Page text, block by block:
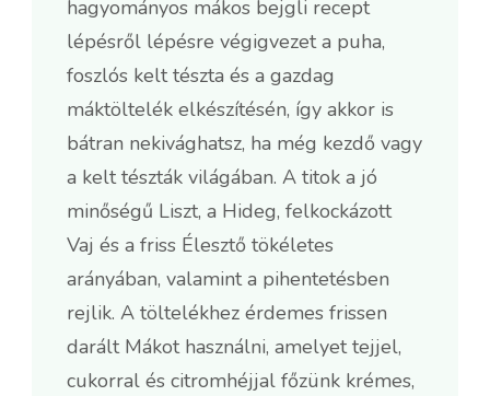
hagyományos mákos bejgli recept
lépésről lépésre végigvezet a puha,
foszlós kelt tészta és a gazdag
máktöltelék elkészítésén, így akkor is
bátran nekivághatsz, ha még kezdő vagy
a kelt tészták világában. A titok a jó
minőségű Liszt, a Hideg, felkockázott
Vaj és a friss Élesztő tökéletes
arányában, valamint a pihentetésben
rejlik. A töltelékhez érdemes frissen
darált Mákot használni, amelyet tejjel,
cukorral és citromhéjjal főzünk krémes,